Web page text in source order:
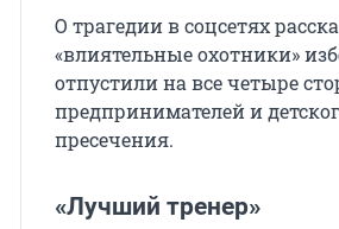
О трагедии в соцсетях
«влиятельные охотники»
отпустили на все четыре
предпринимателей и
пресечения.
«Лучший тренер»